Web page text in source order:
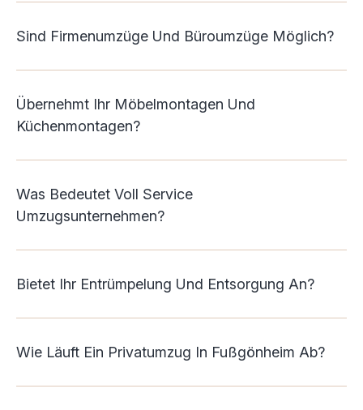
Sind Firmenumzüge Und Büroumzüge Möglich?
Übernehmt Ihr Möbelmontagen Und
Küchenmontagen?
Was Bedeutet Voll Service
Umzugsunternehmen?
Bietet Ihr Entrümpelung Und Entsorgung An?
Wie Läuft Ein Privatumzug In Fußgönheim Ab?